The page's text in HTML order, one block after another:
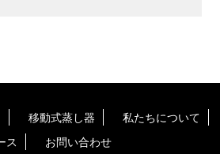
移動式蒸し器
私たちについて
ス
お問い合わせ